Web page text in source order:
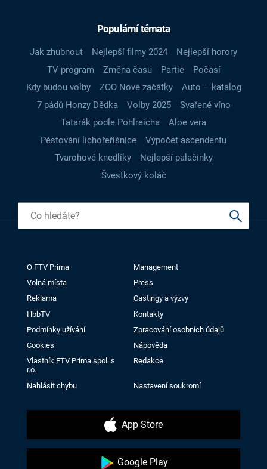
Populární témata
Jak zhubnout Nejlepší filmy 2024
Nejlepší horory
TV program
Změna času Partie
Počasí
Kdy budou volby
ZOO Nové začátky
Auto – katalog
7 pádů Honzy Dědka
Volby 2025
Svařené víno
Tatarák podle Pohlreicha
Aloe vera
Pěstování lichořeřišnice
Výpočet ascendentu
Tvarohové knedlíky
Nejlepší palačinky
Švestkový koláč
O FTV Prima
Management
Volná místa
Press
Reklama
Castingy a výzvy
HbbTV
Kontakty
Podmínky užívání
Zpracování osobních údajů
Cookies
Nápověda
Vlastník FTV Prima spol. s
r.o.
Redakce
Nahlásit chybu Nastavení soukromí
App Store
Google Play